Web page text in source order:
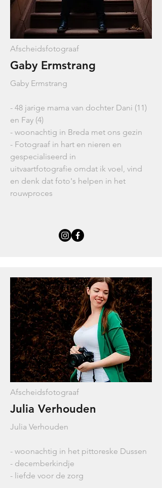
Afscheidsfotograaf
Gaby Ermstrang
Gaby Ermstrang
- 48 jarige mama van dochter Dani (11)
en Fay (4)
- woonachtig in Breda met ons gezin
- Fotograaf in hart en nieren en
gespecialiseerd in
uitvaartfotografie omdat ik voel, vind
en denk dat foto's helpen in het
rouwproces
Afscheidsfotograaf
Julia Verhouden
Julia Verhouden
- woonachtig in het pittoreske Dussen
- decemberkindje
- liefde voor de zorg